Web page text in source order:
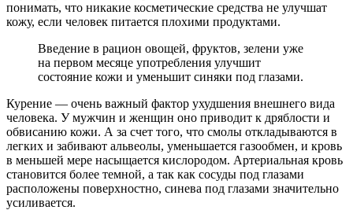
понимать, что никакие косметические средства не улучшат
кожу, если человек питается плохими продуктами.
Введение в рацион овощей, фруктов, зелени уже
на первом месяце употребления улучшит
состояние кожи и уменьшит синяки под глазами.
Курение — очень важный фактор ухудшения внешнего вида
человека. У мужчин и женщин оно приводит к дряблости и
обвисанию кожи. А за счет того, что смолы откладываются в
легких и забивают альвеолы, уменьшается газообмен, и кровь
в меньшей мере насыщается кислородом. Артериальная кровь
становится более темной, а так как сосуды под глазами
расположены поверхностно, синева под глазами значительно
усиливается.